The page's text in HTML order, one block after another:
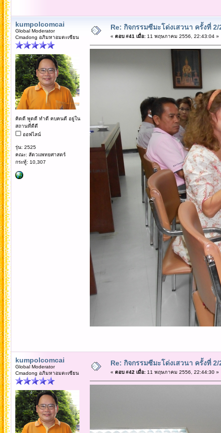
kumpolcomcai
Global Moderator
Cmadong อภิมหาอมตะเซียน
คิดดี พูดดี ทำดี คบคนดี อยู่ใน
สถานที่ดีดี
ออฟไลน์
รุ่น: 2525
คณะ: สัตวแพทยศาสตร์
กระทู้: 10,307
Re: กิจกรรมซีมะโด่งเสวนา ครั้งที่
« ตอบ #41 เมื่อ:11 พฤษภาคม 2556, 22:43:04 »
kumpolcomcai
Global Moderator
Cmadong อภิมหาอมตะเซียน
Re: กิจกรรมซีมะโด่งเสวนา ครั้งที่
« ตอบ #42 เมื่อ:11 พฤษภาคม 2556, 22:44:30 »